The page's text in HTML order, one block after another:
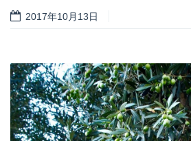
2017年10月13日